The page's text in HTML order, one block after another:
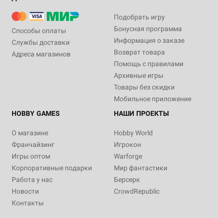
Способы оплаты
Службы доставки
Адреса магазинов
Подобрать игру
Бонусная программа
Информация о заказе
Возврат товара
Помощь с правилами
Архивные игры
Товары без скидки
Мобильное приложение
HOBBY GAMES
О магазине
Франчайзинг
Игры оптом
Корпоративные подарки
Работа у нас
Новости
Контакты
НАШИ ПРОЕКТЫ
Hobby World
Игрокон
Warforge
Мир фантастики
Берсерк
CrowdRepublic